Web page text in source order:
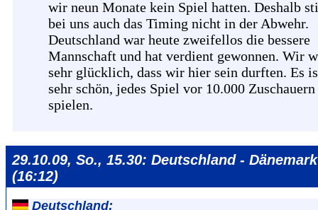
wir neun Monate kein Spiel hatten. Deshalb
bei uns auch das Timing nicht in der Abwehr.
Deutschland war heute zweifellos die bessere
Mannschaft und hat verdient gewonnen. Wir
sehr glücklich, dass wir hier sein durften. Es
sehr schön, jedes Spiel vor 10.000 Zuschauern
spielen.
29.10.09, So., 15.30: Deutschland -
(16:12)
Deutschland: